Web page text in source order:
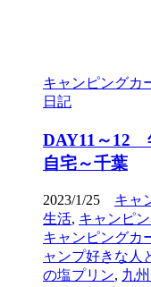
キャンピングカ
日記
DAY11～12
自宅～千葉
2023/1/25 キャ
生活, キャンピ
キャンピングカ
ャンプ好きな人
の塩プリン, 九